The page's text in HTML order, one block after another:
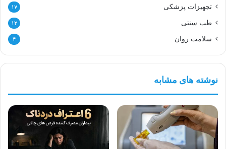
تجهیزات پزشکی ۱۷
طب سنتی ۱۲
سلامت روان ۴
نوشته های مشابه